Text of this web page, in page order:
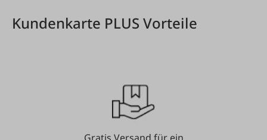
Kundenkarte PLUS Vorteile
Gratis Versand für ein